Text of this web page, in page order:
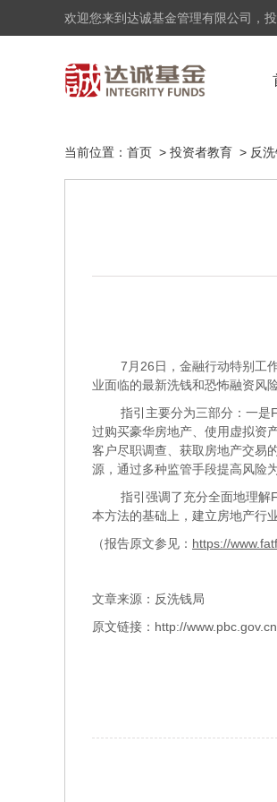
欢迎您来到达诚基金管理有限公司，
当前位置： 首页 > 投资者教育 > 反
7 月 26日，金融行动特别工
业面临的最新洗钱和恐怖融资风
指引主要分为三部分：一是
过购买豪华房地产、使用虚拟资
客户尽职调查、获取房地产交易
源，通过多种监管手段提高风险
指引强调了充分全面地理解
本方法的基础上，建立房地产行
（报告原文参见： https://
文章来源：反洗钱局
原文链接： http://